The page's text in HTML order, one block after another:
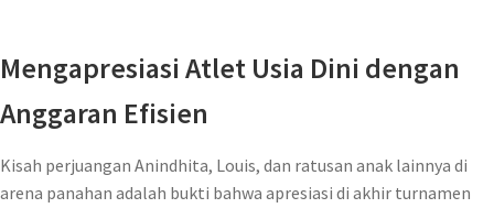
Mengapresiasi Atlet Usia Dini dengan
Anggaran Efisien
Kisah perjuangan Anindhita, Louis, dan ratusan anak lainnya di
arena panahan adalah bukti bahwa apresiasi di akhir turnamen